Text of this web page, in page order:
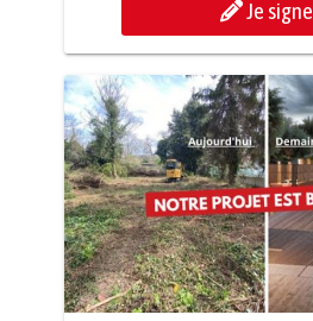
Je signe